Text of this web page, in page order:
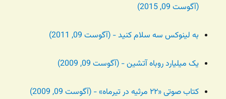
(آگوست 09, 2015)
به لینوکس سه سلام کنید - (آگوست 09, 2011)
یک میلیارد روباه آتشین - (آگوست 09, 2009)
کتاب صوتی «۲۲ مرثیه در تیرماه» - (آگوست 09, 2009)